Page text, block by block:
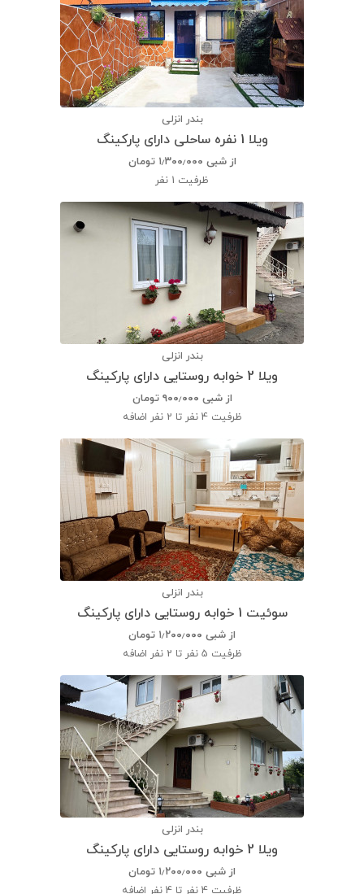
بندر انزلی
ویلا 1 نفره ساحلی دارای پارکینگ
از شبی ۱٫۳۰۰٫۰۰۰ تومان
ظرفیت 1 نفر
بندر انزلی
ویلا 2 خوابه روستایی دارای پارکینگ
از شبی ۹۰۰٫۰۰۰ تومان
ظرفیت 4 نفر تا 2 نفر اضافه
بندر انزلی
سوئیت 1 خوابه روستایی دارای پارکینگ
از شبی ۱٫۲۰۰٫۰۰۰ تومان
ظرفیت 5 نفر تا 2 نفر اضافه
بندر انزلی
ویلا 2 خوابه روستایی دارای پارکینگ
از شبی ۱٫۲۰۰٫۰۰۰ تومان
ظرفیت 4 نفر تا 4 نفر اضافه